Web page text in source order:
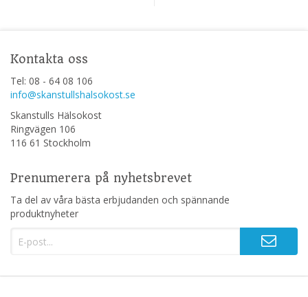
Kontakta oss
Tel: 08 - 64 08 106
info@skanstullshalsokost.se
Skanstulls Hälsokost
Ringvägen 106
116 61 Stockholm
Prenumerera på nyhetsbrevet
Ta del av våra bästa erbjudanden och spännande
produktnyheter